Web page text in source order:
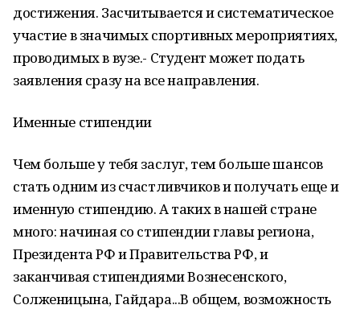
достижения. Засчитывается и систематическое
участие в значимых спортивных мероприятиях,
проводимых в вузе.- Студент может подать
заявления сразу на все направления.
Именные стипендии
Чем больше у тебя заслуг, тем больше шансов
стать одним из счастливчиков и получать еще и
именную стипендию. А таких в нашей стране
много: начиная со стипендии главы региона,
Президента РФ и Правительства РФ, и
заканчивая стипендиями Вознесенского,
Солженицына, Гайдара...В общем, возможность